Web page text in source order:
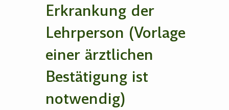
Erkrankung der
Lehrperson (Vorlage
einer ärztlichen
Bestätigung ist
notwendig)